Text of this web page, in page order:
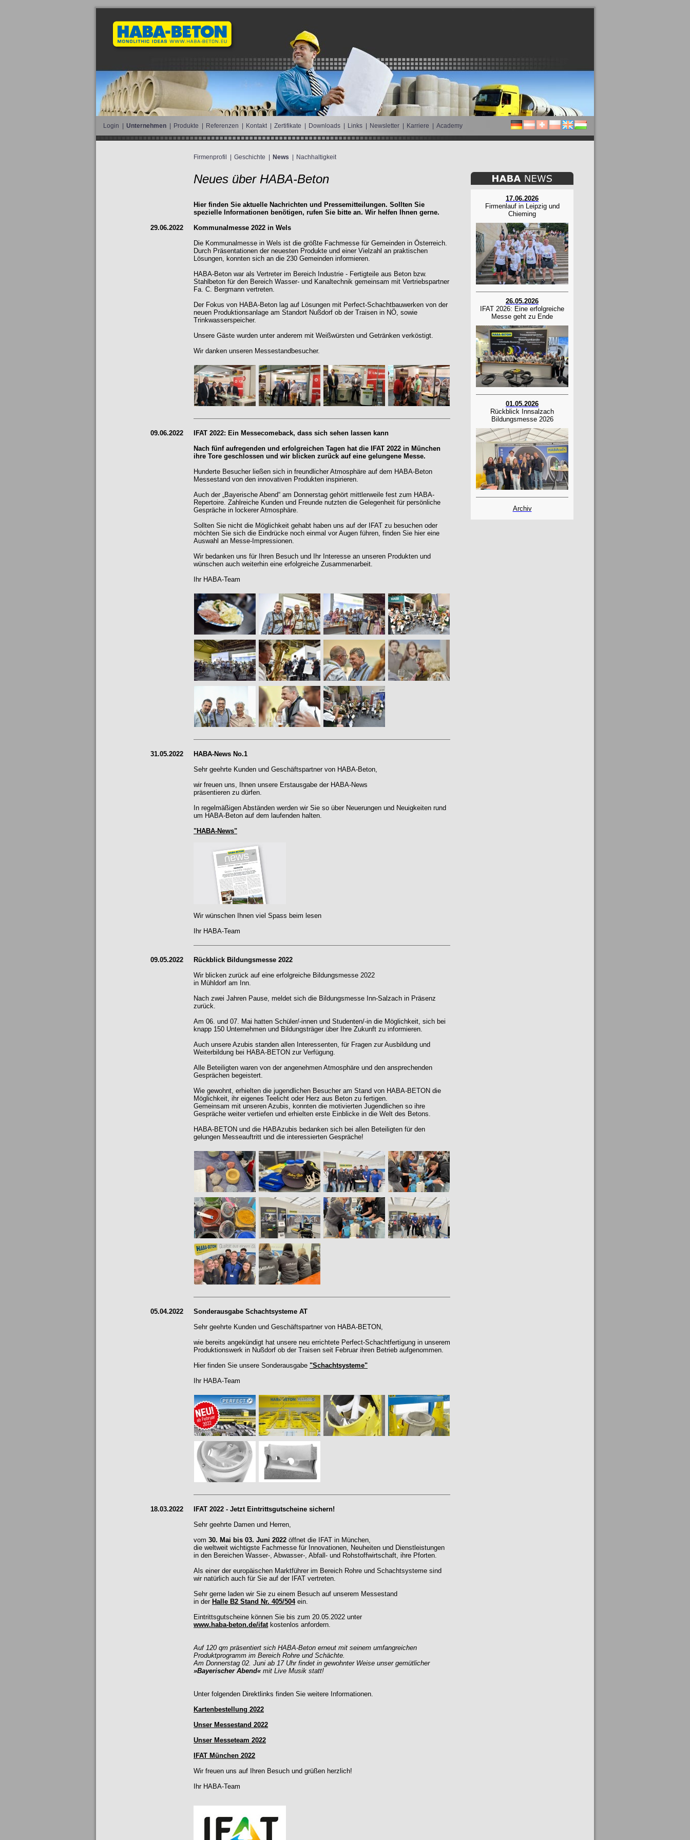
Login Unternehmen Produkte Referenzen Kontakt Zertifikate Downloads Links Newsletter Karriere Academy
Firmenprofil Geschichte News Nachhaltigkeit
Neues über HABA-Beton
Hier finden Sie aktuelle Nachrichten und Pressemitteilungen. Sollten Sie
spezielle Informationen benötigen, rufen Sie bitte an. Wir helfen Ihnen gerne.
29.06.2022
Kommunalmesse 2022 in Wels
Die Kommunalmesse in Wels ist die größte Fachmesse für Gemeinden in Österreich.
Durch Präsentationen der neuesten Produkte und einer Vielzahl an praktischen
Lösungen, konnten sich an die 230 Gemeinden informieren.
HABA-Beton war als Vertreter im Bereich Industrie - Fertigteile aus Beton bzw.
Stahlbeton für den Bereich Wasser- und Kanaltechnik gemeinsam mit Vertriebspartner
Fa. C. Bergmann vertreten.
Der Fokus von HABA-Beton lag auf Lösungen mit Perfect-Schachtbauwerken von der
neuen Produktionsanlage am Standort Nußdorf ob der Traisen in NÖ, sowie
Trinkwasserspeicher.
Unsere Gäste wurden unter anderem mit Weißwürsten und Getränken verköstigt.
Wir danken unseren Messestandbesucher.
09.06.2022
IFAT 2022: Ein Messecomeback, dass sich sehen lassen kann
Nach fünf aufregenden und erfolgreichen Tagen hat die IFAT 2022 in München
ihre Tore geschlossen und wir blicken zurück auf eine gelungene Messe.
Hunderte Besucher ließen sich in freundlicher Atmosphäre auf dem HABA-Beton
Messestand von den innovativen Produkten inspirieren.
Auch der „Bayerische Abend“ am Donnerstag gehört mittlerweile fest zum HABA-
Repertoire. Zahlreiche Kunden und Freunde nutzten die Gelegenheit für persönliche
Gespräche in lockerer Atmosphäre.
Sollten Sie nicht die Möglichkeit gehabt haben uns auf der IFAT zu besuchen oder
möchten Sie sich die Eindrücke noch einmal vor Augen führen, finden Sie hier eine
Auswahl an Messe-Impressionen.
Wir bedanken uns für Ihren Besuch und Ihr Interesse an unseren Produkten und
wünschen auch weiterhin eine erfolgreiche Zusammenarbeit.
Ihr HABA-Team
31.05.2022
HABA-News No.1
Sehr geehrte Kunden und Geschäftspartner von HABA-Beton,
wir freuen uns, Ihnen unsere Erstausgabe der HABA-News
präsentieren zu dürfen.
In regelmäßigen Abständen werden wir Sie so über Neuerungen und Neuigkeiten rund
um HABA-Beton auf dem laufenden halten.
"HABA-News"
Wir wünschen Ihnen viel Spass beim lesen
Ihr HABA-Team
09.05.2022
Rückblick Bildungsmesse 2022
Wir blicken zurück auf eine erfolgreiche Bildungsmesse 2022
in Mühldorf am Inn.
Nach zwei Jahren Pause, meldet sich die Bildungsmesse Inn-Salzach in Präsenz
zurück.
Am 06. und 07. Mai hatten Schüler/-innen und Studenten/-in die Möglichkeit, sich bei
knapp 150 Unternehmen und Bildungsträger über Ihre Zukunft zu informieren.
Auch unsere Azubis standen allen Interessenten, für Fragen zur Ausbildung und
Weiterbildung bei HABA-BETON zur Verfügung.
Alle Beteiligten waren von der angenehmen Atmosphäre und den ansprechenden
Gesprächen begeistert.
Wie gewohnt, erhielten die jugendlichen Besucher am Stand von HABA-BETON die
Möglichkeit, ihr eigenes Teelicht oder Herz aus Beton zu fertigen.
Gemeinsam mit unseren Azubis, konnten die motivierten Jugendlichen so ihre
Gespräche weiter vertiefen und erhielten erste Einblicke in die Welt des Betons.
HABA-BETON und die HABAzubis bedanken sich bei allen Beteiligten für den
gelungen Messeauftritt und die interessierten Gespräche!
05.04.2022
Sonderausgabe Schachtsysteme AT
Sehr geehrte Kunden und Geschäftspartner von HABA-BETON,
wie bereits angekündigt hat unsere neu errichtete Perfect-Schachtfertigung in unserem
Produktionswerk in Nußdorf ob der Traisen seit Februar ihren Betrieb aufgenommen.
Hier finden Sie unsere Sonderausgabe "Schachtsysteme"
Ihr HABA-Team
18.03.2022
IFAT 2022 - Jetzt Eintrittsgutscheine sichern!
Sehr geehrte Damen und Herren,
vom 30. Mai bis 03. Juni 2022 öffnet die IFAT in München,
die weltweit wichtigste Fachmesse für Innovationen, Neuheiten und Dienstleistungen
in den Bereichen Wasser-, Abwasser-, Abfall- und Rohstoffwirtschaft, ihre Pforten.
Als einer der europäischen Marktführer im Bereich Rohre und Schachtsysteme sind
wir natürlich auch für Sie auf der IFAT vertreten.
Sehr gerne laden wir Sie zu einem Besuch auf unserem Messestand
in der Halle B2 Stand Nr. 405/504ein.
Eintrittsgutscheine können Sie bis zum 20.05.2022 unter
www.haba-beton.de/ifatkostenlos anfordern.
Auf 120 qm präsentiert sich HABA-Beton erneut mit seinem umfangreichen
Produktprogramm im Bereich Rohre und Schächte.
Am Donnerstag 02. Juni ab 17 Uhr findet in gewohnter Weise unser gemütlicher
»Bayerischer Abend« mit Live Musik statt!
Unter folgenden Direktlinks finden Sie weitere Informationen.
Kartenbestellung 2022
Unser Messestand 2022
Unser Messeteam 2022
IFAT München 2022
Wir freuen uns auf Ihren Besuch und grüßen herzlich!
Ihr HABA-Team
17.06.2026
Firmenlauf in Leipzig und
Chieming
26.05.2026
IFAT 2026: Eine erfolgreiche
Messe geht zu Ende
01.05.2026
Rückblick Innsalzach
Bildungsmesse 2026
Archiv